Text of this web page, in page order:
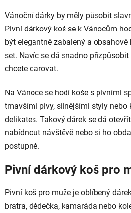
Vánoční dárky by měly působit
Pivní dárkový koš se k Vánocům
být elegantně zabalený a
set. Navíc se dá snadno
chcete darovat.
Na Vánoce se hodí koše s pivními
tmavšími pivy, silnějšími styly nebo
delikates. Takový dárek se dá
nabídnout návštěvě nebo si ho
postupně.
Pivní dárkový koš pro
Pivní koš pro muže je oblíbený
bratra, dědečka, kamaráda nebo